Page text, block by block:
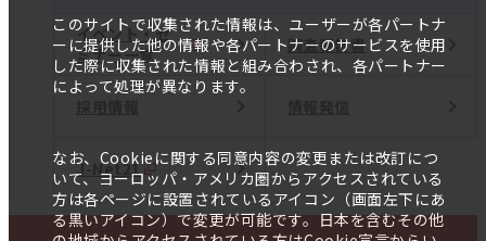
このサイトで収集された情報は、ユーザーが各パートナ
ーに提供した他の情報や各パートナーのサービスを使用
した際に収集された情報と組み合わされ、各パートナー
によって処理が異なります。
なお、Cookieに関する同意内容の変更または改訂につ
いて、ヨーロッパ・アメリカ圏からアクセスされている
方は各ページに設置されているアイコン（画面左下にあ
る黒いアイコン）で変更が可能です。日本を含むその他
イベント・セ
ミナー一覧
調査報告書
J-Net21